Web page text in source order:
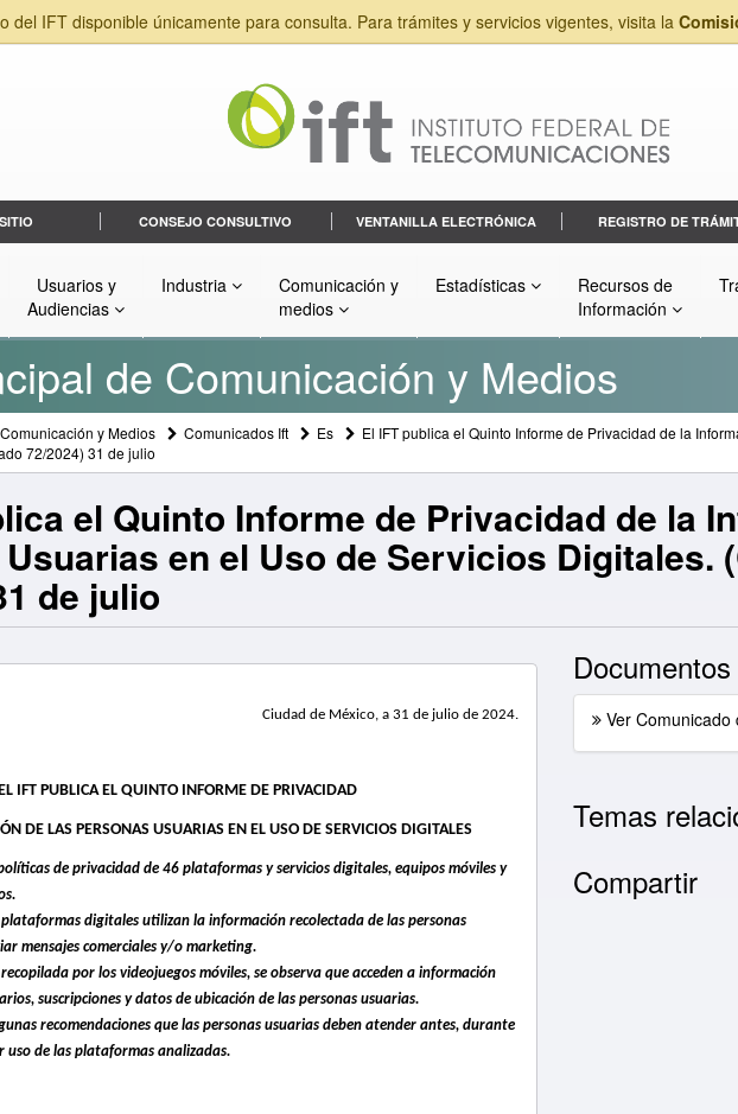
del IFT disponible únicamente para consulta. Para trámites y servicios vigentes, visita la
CONSEJO CONSULTIVO VENTANILLA ELECTRÓNICA REGISTRO DE
Usuarios y
Audiencias
Industria
Comunicación y
medios
Estadísticas
Recursos de
Información
de Comunicación y Medios
y Medios Comunicados Ift Es
El IFT publica el Quinto Informe de Privacidad de la
72/2024) 31 de julio
el Quinto Informe de Privacidad de la
en el Uso de Servicios Digitales.
de julio
Ciudad de México, a 31 de julio de 2024.
IFT PUBLICA EL QUINTO INFORME DE PRIVACIDAD
DE LAS PERSONAS USUARIAS EN EL USO DE SERVICIOS DIGITALES
de privacidad de 46 plataformas y servicios digitales, equipos móviles y
digitales utilizan la información recolectada de las personas
mensajes comerciales y/o marketing.
por los videojuegos móviles, se observa que acceden a información
suscripciones y datos de ubicación de las personas usuarias.
recomendaciones que las personas usuarias deben atender antes, durante
uso de las plataformas analizadas.
Ver Comunicado
Temas
Compartir